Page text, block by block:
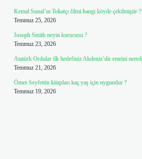
Kemal Sunal’ın Tokatçı filmi hangi köyde çekilmiştir ?
Temmuz 25, 2026
Joseph Smith neyin kurucusu ?
Temmuz 23, 2026
Atatürk Ordular ilk hedefiniz Akdeniz’dir emrini
Temmuz 21, 2026
Ömer Seyfettin kitapları kaç yaş için uygundur ?
Temmuz 19, 2026